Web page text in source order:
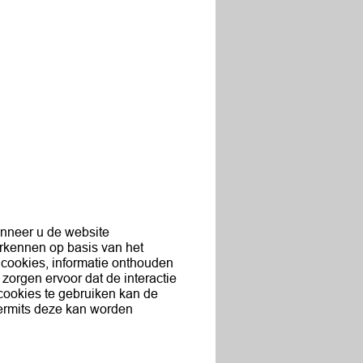
u de website
op basis van het
informatie onthouden
ervoor dat de interactie
te gebruiken kan de
deze kan worden